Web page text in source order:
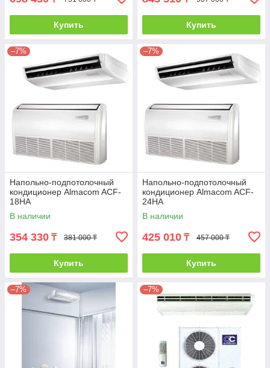
Купить Купить
–7%
Напольно-подпотолочный
кондиционер Almacom ACF-
18HA
В наличии
354 330 ₸ 381 000 ₸
Купить
–7%
Напольно-подпотолочный
кондиционер Almacom ACF-
24HA
В наличии
425 010 ₸ 457 000 ₸
Купить
–7% –7%